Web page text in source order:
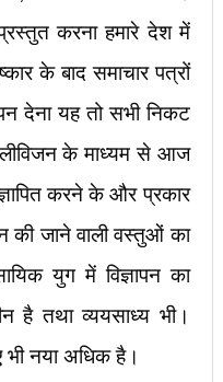
करना हमारे देश में
के बाद समाचार पत्रों
देना यह तो सभी निकट
के माध्यम से आज
करने के और प्रकार
की जाने वाली वस्तुओं का
युग में विज्ञापन का
है तथा व्ययसाध्य भी।
भी नया अधिक है।